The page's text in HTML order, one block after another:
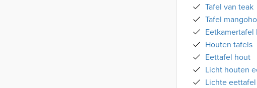
Tafel van teak
Tafel
Eetkamertafel
Houten tafels
Eettafel hout
Licht houten
Lichte eettafel